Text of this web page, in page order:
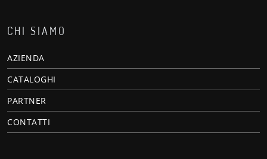
CHI SIAMO
AZIENDA
CATALOGHI
PARTNER
CONTATTI